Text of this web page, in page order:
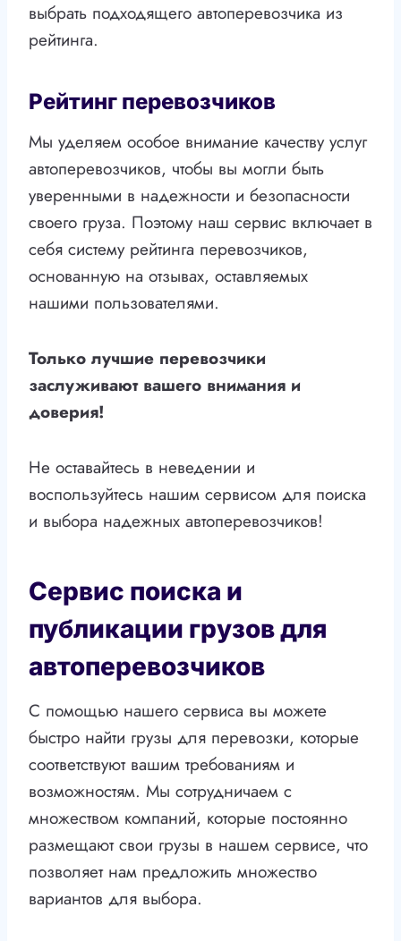
выбрать подходящего автоперевозчика из
рейтинга.
Рейтинг перевозчиков
Мы уделяем особое внимание качеству услуг
автоперевозчиков, чтобы вы могли быть
уверенными в надежности и безопасности
своего груза. Поэтому наш сервис включает в
себя систему рейтинга перевозчиков,
основанную на отзывах, оставляемых
нашими пользователями.
Только лучшие перевозчики
заслуживают вашего внимания и
доверия!
Не оставайтесь в неведении и
воспользуйтесь нашим сервисом для поиска
и выбора надежных автоперевозчиков!
Сервис поиска и
публикации грузов для
автоперевозчиков
С помощью нашего сервиса вы можете
быстро найти грузы для перевозки, которые
соответствуют вашим требованиям и
возможностям. Мы сотрудничаем с
множеством компаний, которые постоянно
размещают свои грузы в нашем сервисе, что
позволяет нам предложить множество
вариантов для выбора.